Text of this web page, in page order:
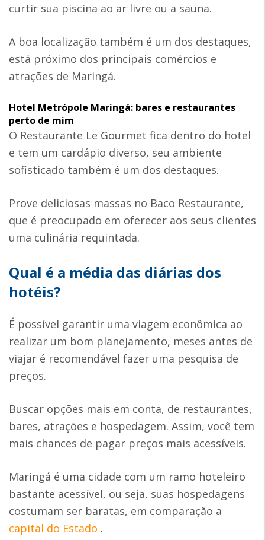
curtir sua piscina ao ar livre ou a sauna.
A boa localização também é um dos destaques,
está próximo dos principais comércios e
atrações de Maringá.
Hotel Metrópole Maringá: bares e restaurantes
perto de mim
O Restaurante Le Gourmet fica dentro do hotel
e tem um cardápio diverso, seu ambiente
sofisticado também é um dos destaques.
Prove deliciosas massas no Baco Restaurante,
que é preocupado em oferecer aos seus clientes
uma culinária requintada.
Qual é a média das diárias dos
hotéis?
É possível garantir uma viagem econômica ao
realizar um bom planejamento, meses antes de
viajar é recomendável fazer uma pesquisa de
preços.
Buscar opções mais em conta, de restaurantes,
bares, atrações e hospedagem. Assim, você tem
mais chances de pagar preços mais acessíveis.
Maringá é uma cidade com um ramo hoteleiro
bastante acessível, ou seja, suas hospedagens
costumam ser baratas, em comparação a
capital do Estado .